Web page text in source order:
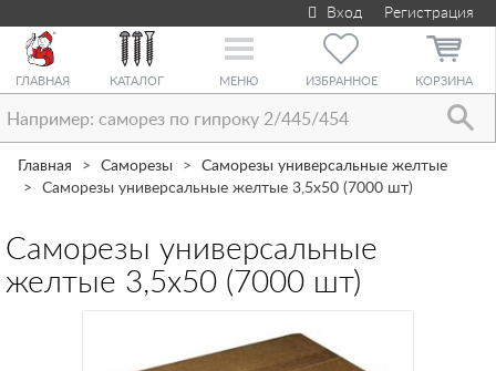
Вход Регистрация
ГЛАВНАЯ КАТАЛОГ
Toggle
МЕНЮ ИЗБРАННОЕ КОРЗИНА
Главная Саморезы
Саморезы универсальные желтые
Саморезы универсальные желтые 3,5х50 (7000 шт)
Саморезы универсальные
желтые 3,5х50 (7000 шт)